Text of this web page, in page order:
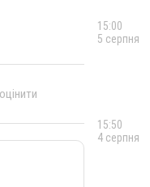
15:00
5 серпня
15:50
4 серпня